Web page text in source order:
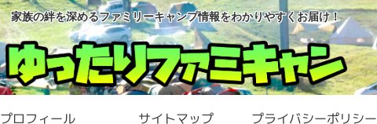
家族の絆を深めるファミリーキャンプ情報をわかりやすくお届け！
プロフィール サイトマップ プライバシーポリシー